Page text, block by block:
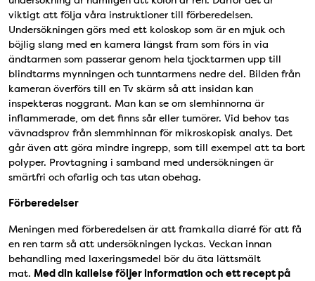
viktigt att följa våra instruktioner till förberedelsen.
Undersökningen görs med ett koloskop som är en mjuk och
böjlig slang med en kamera längst fram som förs in via
ändtarmen som passerar genom hela tjocktarmen upp till
blindtarms mynningen och tunntarmens nedre del. Bilden från
kameran överförs till en Tv skärm så att insidan kan
inspekteras noggrant. Man kan se om slemhinnorna är
inflammerade, om det finns sår eller tumörer. Vid behov tas
vävnadsprov från slemmhinnan för mikroskopisk analys. Det
går även att göra mindre ingrepp, som till exempel att ta bort
polyper. Provtagning i samband med undersökningen är
smärtfri och ofarlig och tas utan obehag.
Förberedelser
Meningen med förberedelsen är att framkalla diarré för att få
en ren tarm så att undersökningen lyckas. Veckan innan
behandling med laxeringsmedel bör du äta lättsmält
mat. Med din kallelse följer information och ett recept på